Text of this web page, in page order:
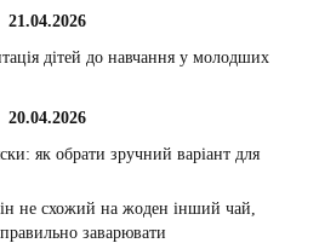
21.04.2026
дітей до навчання у молодших
20.04.2026
як обрати зручний варіант для
не схожий на жоден інший чай,
заварювати